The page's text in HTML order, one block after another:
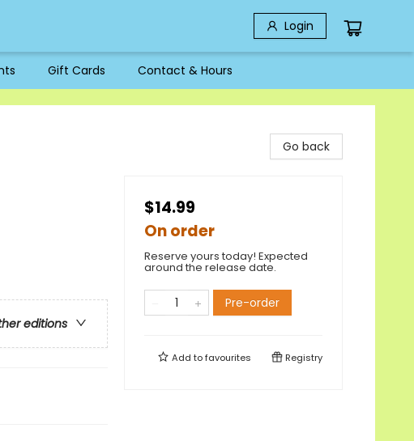
Login
Gift Cards Contact & Hours
editions
Go back
$14.99
On order
Reserve yours today! Expected
around the release date.
Pre-order
Add tofavourites Registry